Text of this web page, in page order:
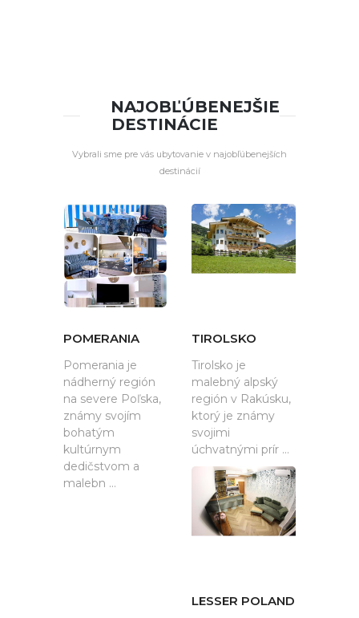
NAJOBĽÚBENEJŠIE
DESTINÁCIE
Vybrali sme pre vás ubytovanie v najobľúbenejších
destinácií
POMERANIA
Pomerania je
nádherný región
na severe Poľska,
známy svojím
bohatým
kultúrnym
dedičstvom a
malebn ...
TIROLSKO
Tirolsko je
malebný alpský
región v Rakúsku,
ktorý je známy
svojimi
úchvatnými prír ...
LESSER POLAND